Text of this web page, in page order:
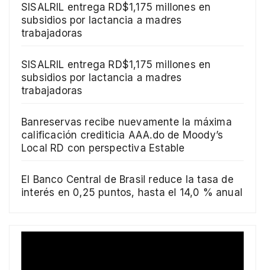
SISALRIL entrega RD$1,175 millones en
subsidios por lactancia a madres
trabajadoras
SISALRIL entrega RD$1,175 millones en
subsidios por lactancia a madres
trabajadoras
Banreservas recibe nuevamente la máxima
calificación crediticia AAA.do de Moody’s
Local RD con perspectiva Estable
El Banco Central de Brasil reduce la tasa de
interés en 0,25 puntos, hasta el 14,0 % anual